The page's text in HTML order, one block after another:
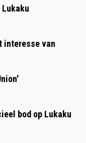
interesse van
bod op Lukaku